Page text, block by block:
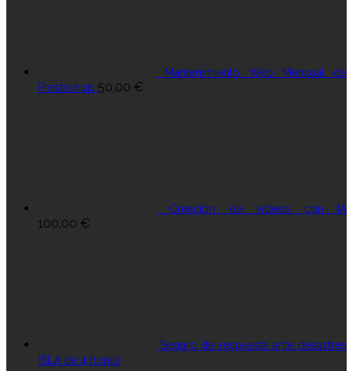
Mantenimiento Web Mensual de
Prestashop 50,00 €
Creación de vídeos con IA
100,00 €
Seguro de respuesta ante desastres
(SLA de 4 horas)